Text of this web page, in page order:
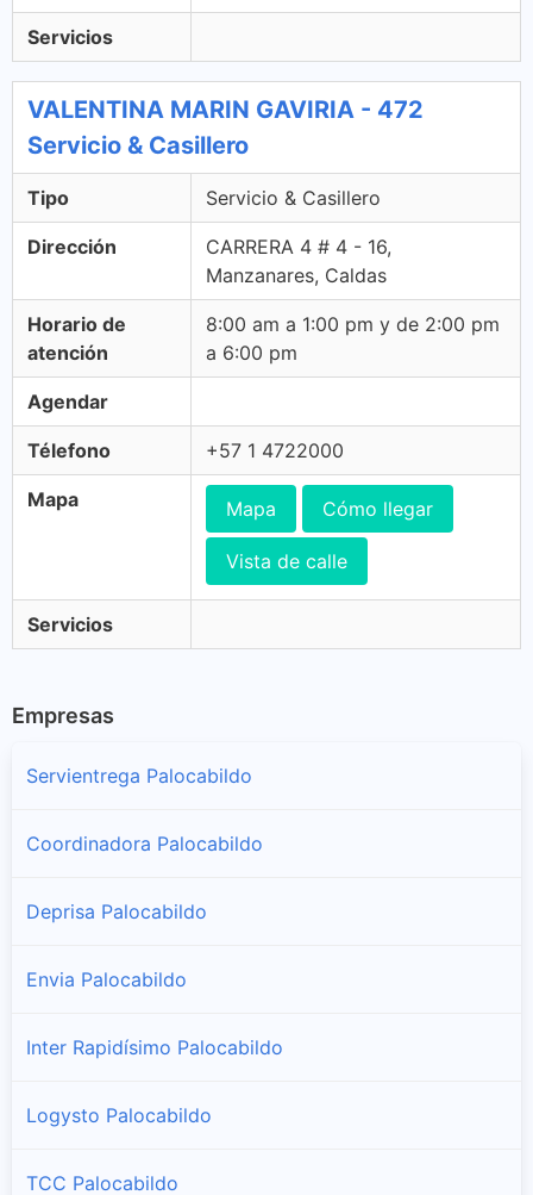
Servicios
VALENTINA MARIN GAVIRIA - 472
Servicio & Casillero
Tipo Servicio & Casillero
Dirección
CARRERA 4 # 4 - 16,
Manzanares, Caldas
Horario de
atención
8:00 am a 1:00 pm y de 2:00 pm
a 6:00 pm
Agendar
Télefono +57 1 4722000
Mapa Mapa Cómo llegar
Vista de calle
Servicios
Empresas
Servientrega Palocabildo
Coordinadora Palocabildo
Deprisa Palocabildo
Envia Palocabildo
Inter Rapidísimo Palocabildo
Logysto Palocabildo
TCC Palocabildo